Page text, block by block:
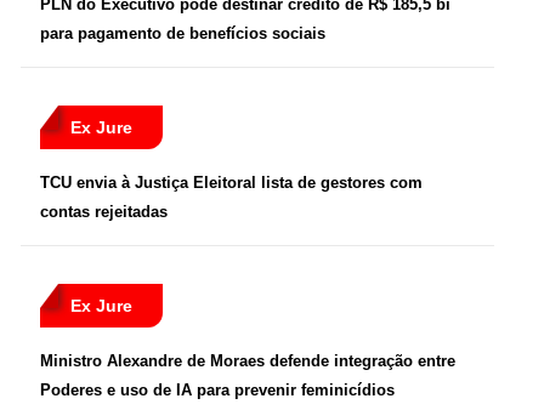
PLN do Executivo pode destinar crédito de R$ 185,5 bi
para pagamento de benefícios sociais
Ex Jure
TCU envia à Justiça Eleitoral lista de gestores com
contas rejeitadas
Ex Jure
Ministro Alexandre de Moraes defende integração entre
Poderes e uso de IA para prevenir feminicídios